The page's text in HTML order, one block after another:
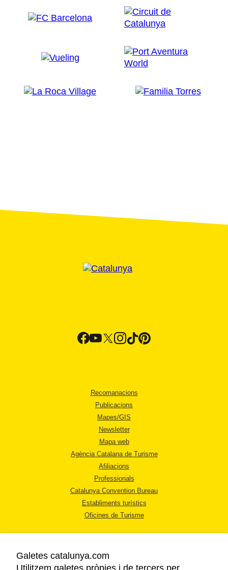
Recomanacions
Publicacions
Mapes/GIS
Newsletter
Mapa web
Agència Catalana de Turisme
Afiliacions
Professionals
Catalunya Convention Bureau
Establiments turístics
Oficines de Turisme
Galetes catalunya.com
Utilitzem galetes pròpies i de tercers per